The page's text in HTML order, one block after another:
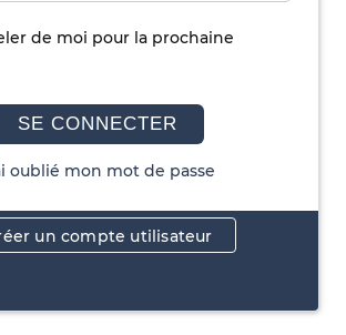
de moi pour la prochaine
SE CONNECTER
oublié mon mot de passe
un compte utilisateur